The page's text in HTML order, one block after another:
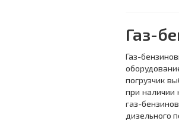
Газ-
Газ-
погрузчик
при наличии
газ-
дизельного